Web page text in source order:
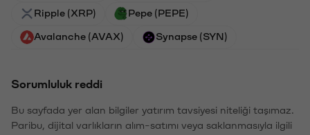
Ripple (XRP) Pepe (PEPE)
Avalanche (AVAX) Synapse (SYN)
Sorumluluk reddi
Bu sayfada yer alan bilgiler yatırım tavsiyesi niteliği taşımaz.
Paribu, dijital varlıkların alım-satımı veya saklanmasıyla ilgili